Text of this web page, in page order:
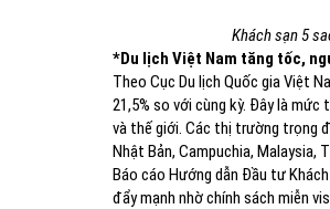
Khách sạn 5
*Du lịch Việt Nam tăng tốc,
Theo Cục Du lịch Quốc gia Việt
21,5% so với cùng kỳ. Đây là
và thế giới. Các thị trường trọng
Nhật Bản, Campuchia, Malaysia,
Báo cáo Hướng dẫn Đầu tư
đẩy mạnh nhờ chính sách miễn